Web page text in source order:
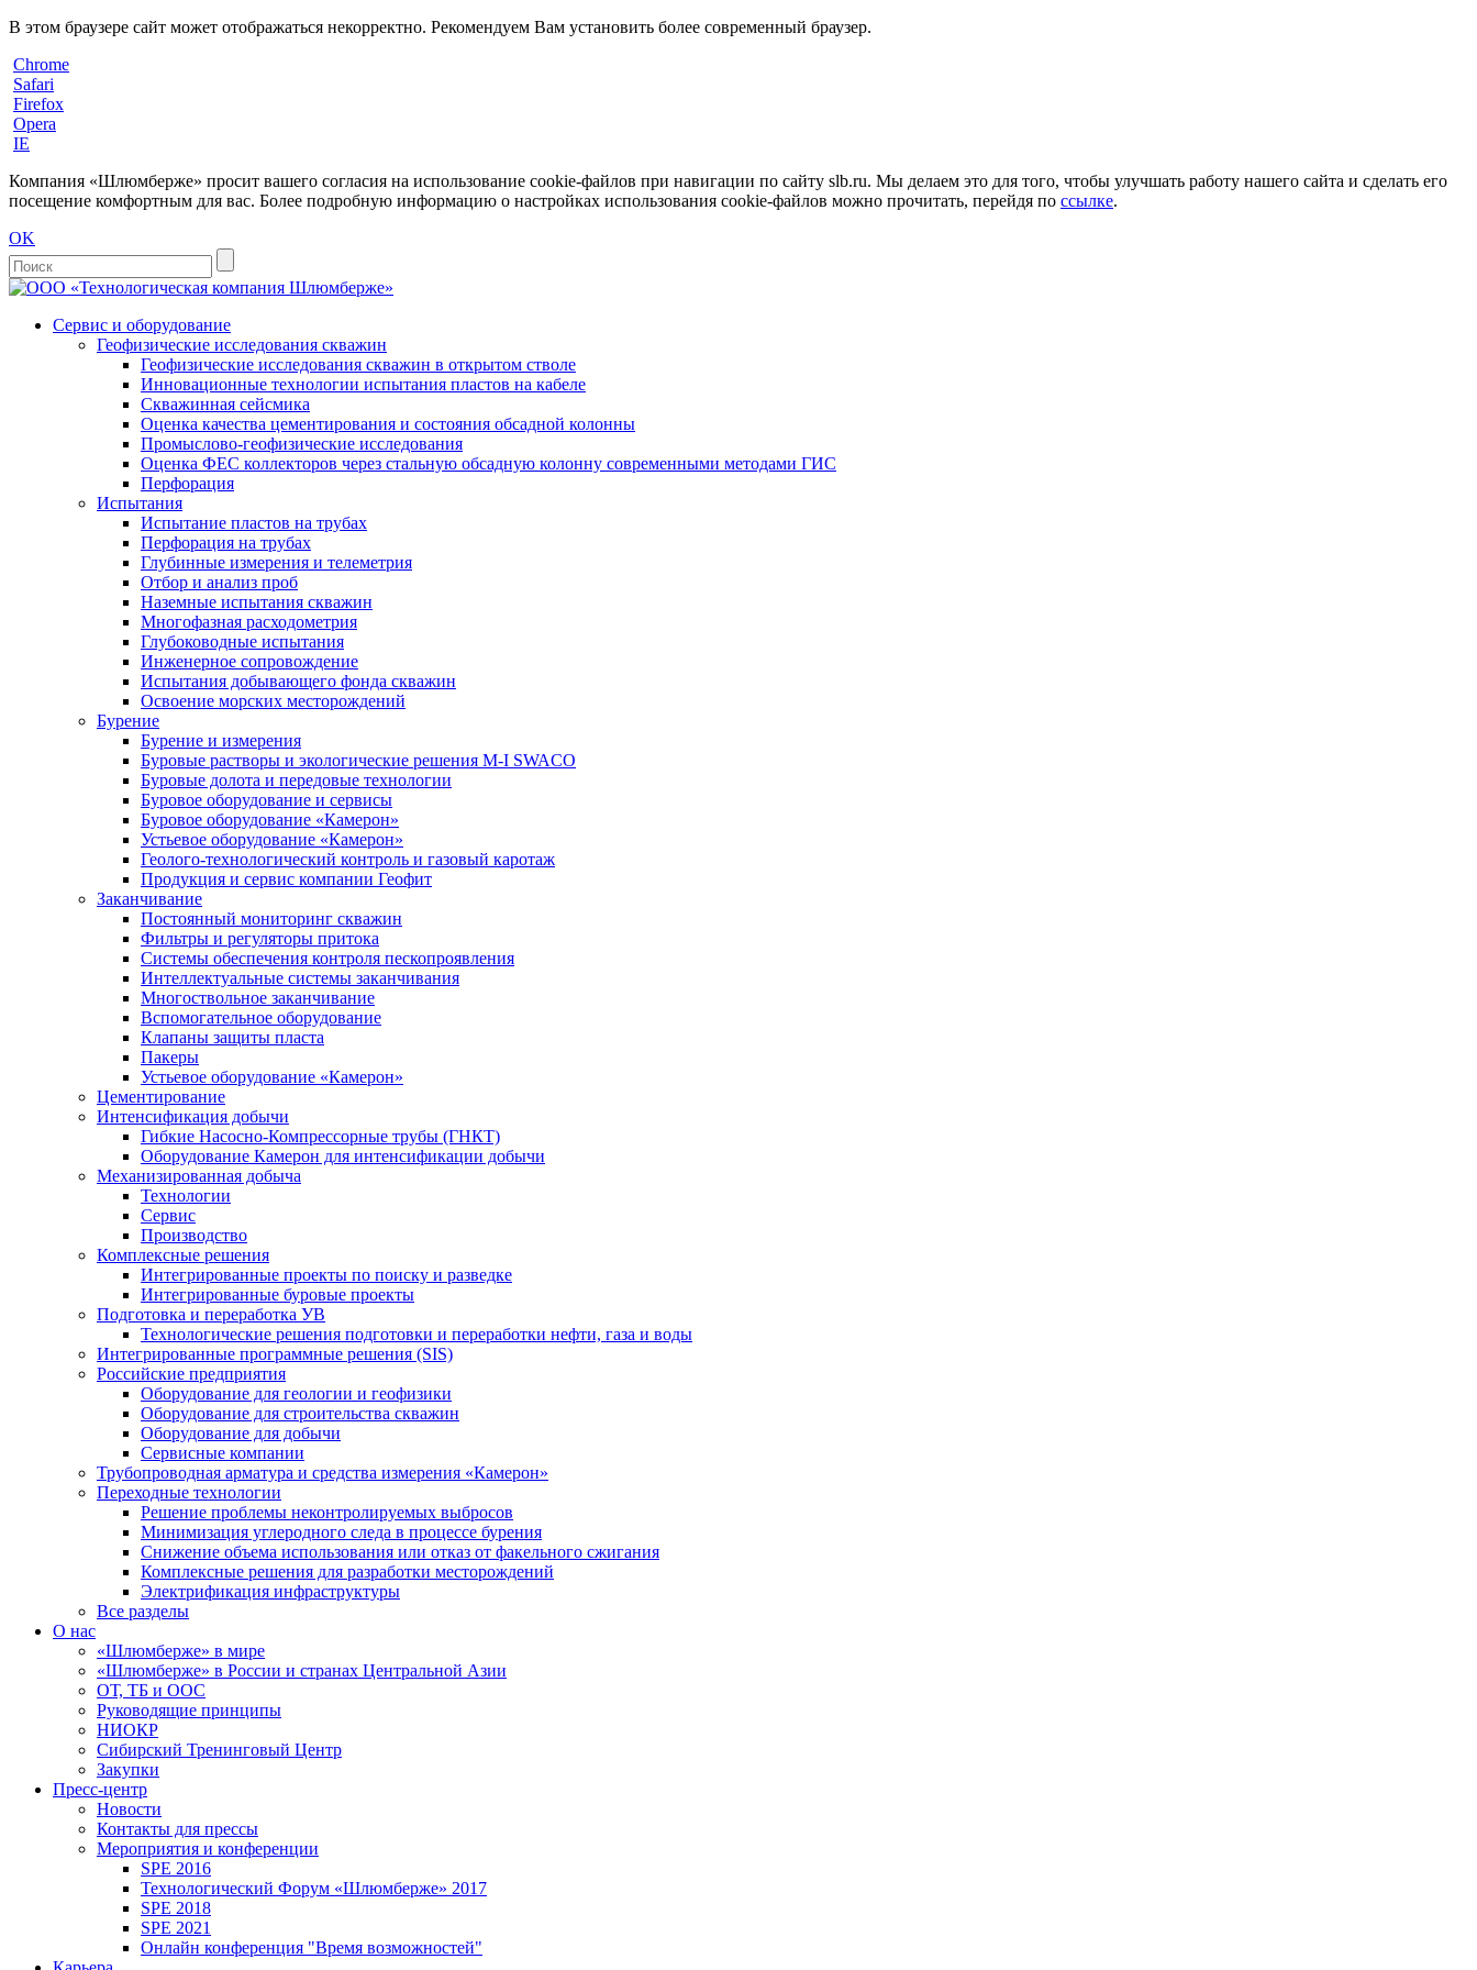
В этом браузере сайт может отображаться некорректно. Рекомендуем Вам установить более современный браузер.
Chrome
Safari
Firefox
Opera
IE
Компания «Шлюмберже» просит вашего согласия на использование cookie-файлов при навигации по сайту slb.ru. Мы делаем это для того, чтобы улучшать работу нашего сайта и сделать его
посещение комфортным для вас. Более подробную информацию о настройках использования cookie-файлов можно прочитать, перейдя по ссылке.
OK
Сервис и оборудование
Геофизические исследования скважин
Геофизические исследования скважин в открытом стволе
Инновационные технологии испытания пластов на кабеле
Скважинная сейсмика
Оценка качества цементирования и состояния обсадной колонны
Промыслово-геофизические исследования
Оценка ФЕС коллекторов через стальную обсадную колонну современными методами ГИС
Перфорация
Испытания
Испытание пластов на трубах
Перфорация на трубах
Глубинные измерения и телеметрия
Отбор и анализ проб
Наземные испытания скважин
Многофазная расходометрия
Глубоководные испытания
Инженерное сопровождение
Испытания добывающего фонда скважин
Освоение морских месторождений
Бурение
Бурение и измерения
Буровые растворы и экологические решения M-I SWACO
Буровые долота и передовые технологии
Буровое оборудование и сервисы
Буровое оборудование «Камерон»
Устьевое оборудование «Камерон»
Геолого-технологический контроль и газовый каротаж
Продукция и сервис компании Геофит
Заканчивание
Постоянный мониторинг скважин
Фильтры и регуляторы притока
Cистемы обеспечения контроля пескопроявления
Интеллектуальные системы заканчивания
Многоствольное заканчивание
Вспомогательное оборудование
Клапаны защиты пласта
Пакеры
Устьевое оборудование «Камерон»
Цементирование
Интенсификация добычи
Гибкие Насосно-Компрессорные трубы (ГНКТ)
Оборудование Камерон для интенсификации добычи
Механизированная добыча
Технологии
Сервис
Производство
Комплексные решения
Интегрированные проекты по поиску и разведке
Интегрированные буровые проекты
Подготовка и переработка УВ
Технологические решения подготовки и переработки нефти, газа и воды
Интегрированные программные решения (SIS)
Российские предприятия
Оборудование для геологии и геофизики
Оборудование для строительства скважин
Оборудование для добычи
Сервисные компании
Трубопроводная арматура и средства измерения «Камерон»
Переходные технологии
Решение проблемы неконтролируемых выбросов
Минимизация углеродного следа в процессе бурения
Снижение объема использования или отказ от факельного сжигания
Комплексные решения для разработки месторождений
Электрификация инфраструктуры
Все разделы
О нас
«Шлюмберже» в мире
«Шлюмберже» в России и странах Центральной Азии
ОТ, ТБ и ООС
Руководящие принципы
НИОКР
Сибирский Тренинговый Центр
Закупки
Пресс-центр
Новости
Контакты для прессы
Мероприятия и конференции
SPE 2016
Технологический Форум «Шлюмберже» 2017
SPE 2018
SPE 2021
Онлайн конференция "Время возможностей"